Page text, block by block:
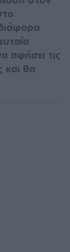
αφήσει τις
και θα